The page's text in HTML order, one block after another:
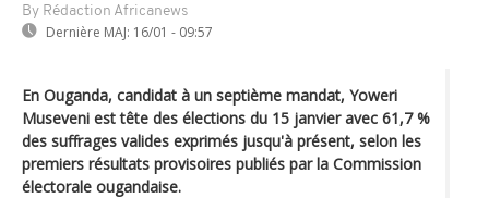
By Rédaction Africanews
Dernière MAJ: 16/01 - 09:57
En Ouganda, candidat à un septième mandat, Yoweri
Museveni est tête des élections du 15 janvier avec 61,7 %
des suffrages valides exprimés jusqu'à présent, selon les
premiers résultats provisoires publiés par la Commission
électorale ougandaise.